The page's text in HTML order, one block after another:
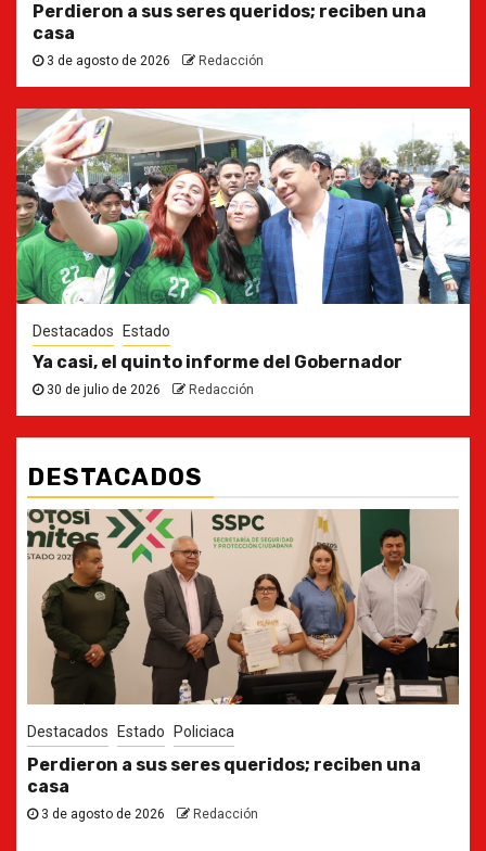
Perdieron a sus seres queridos; reciben una
casa
3 de agosto de 2026 Redacción
Destacados Estado
Ya casi, el quinto informe del Gobernador
30 de julio de 2026 Redacción
DESTACADOS
Destacados Estado
Ya casi, el quinto informe del Gobernador
30 de julio de 2026